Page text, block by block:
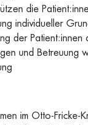
die
individueller
der Patient:innen
und Betreuung
im Otto-Fricke-